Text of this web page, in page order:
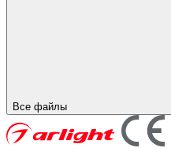
Все файлы